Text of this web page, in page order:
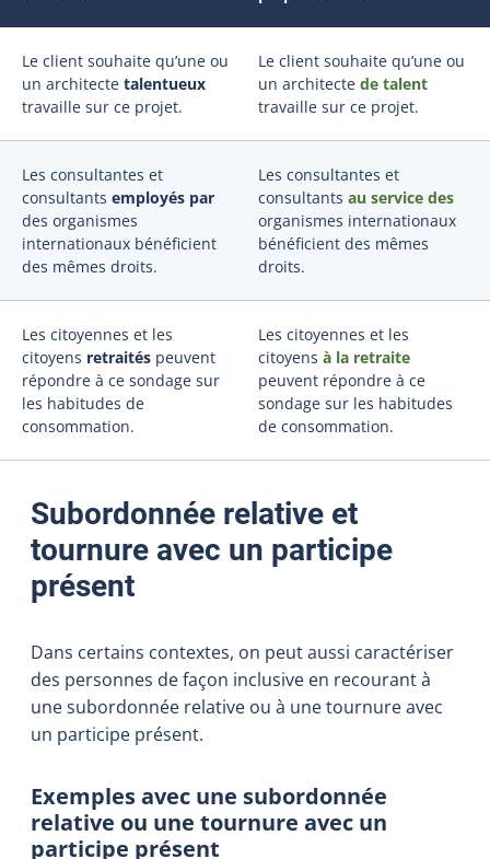
Le client souhaite qu’une ou
un architecte talentueux
travaille sur ce projet.
Le client souhaite qu’une ou
un architecte de talent
travaille sur ce projet.
Les consultantes et
consultants employés par
des organismes
internationaux bénéficient
des mêmes droits.
Les consultantes et
consultants au service des
organismes internationaux
bénéficient des mêmes
droits.
Les citoyennes et les
citoyens retraités peuvent
répondre à ce sondage sur
les habitudes de
consommation.
Les citoyennes et les
citoyens à la retraite
peuvent répondre à ce
sondage sur les habitudes
de consommation.
Subordonnée relative et
tournure avec un participe
présent
Dans certains contextes, on peut aussi caractériser
des personnes de façon inclusive en recourant à
une subordonnée relative ou à une tournure avec
un participe présent.
Exemples avec une subordonnée
relative ou une tournure avec un
participe présent